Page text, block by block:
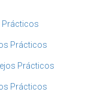
Prácticos
Prácticos
Prácticos
Prácticos